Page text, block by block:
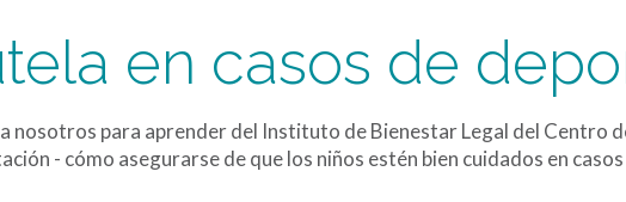
en casos de
nosotros para aprender del Instituto de Bienestar Legal del Centro
- cómo asegurarse de que los niños estén bien cuidados en